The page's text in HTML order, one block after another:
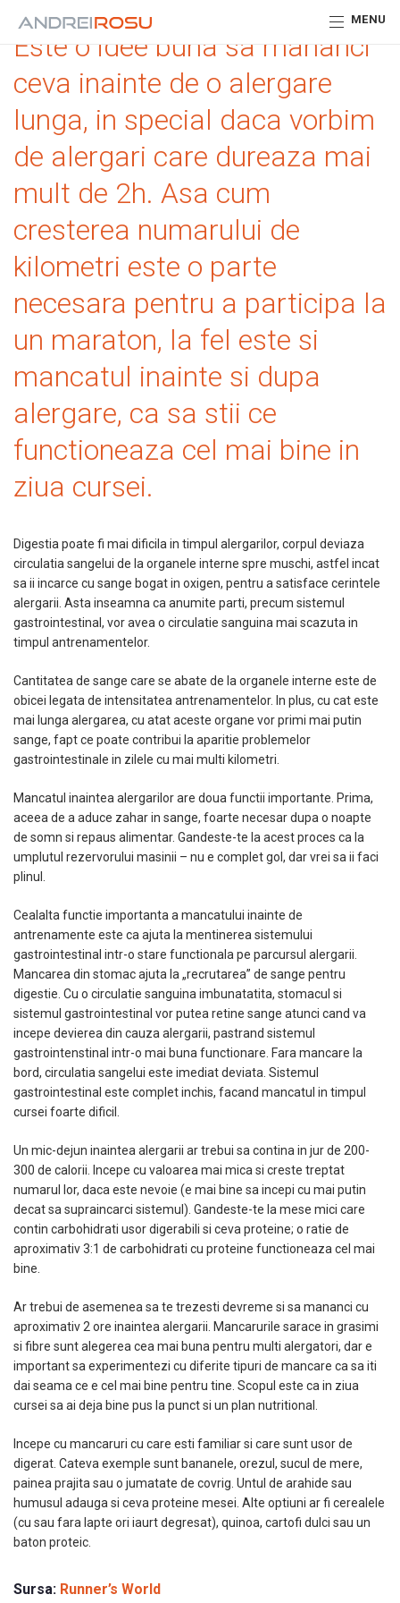
MENU
Este o idee buna sa mananci
ceva inainte de o alergare
lunga, in special daca vorbim
de alergari care dureaza mai
mult de 2h. Asa cum
cresterea numarului de
kilometri este o parte
necesara pentru a participa la
un maraton, la fel este si
mancatul inainte si dupa
alergare, ca sa stii ce
functioneaza cel mai bine in
ziua cursei.
Digestia poate fi mai dificila in timpul alergarilor, corpul deviaza
circulatia sangelui de la organele interne spre muschi, astfel incat
sa ii incarce cu sange bogat in oxigen, pentru a satisface cerintele
alergarii. Asta inseamna ca anumite parti, precum sistemul
gastrointestinal, vor avea o circulatie sanguina mai scazuta in
timpul antrenamentelor.
Cantitatea de sange care se abate de la organele interne este de
obicei legata de intensitatea antrenamentelor. In plus, cu cat este
mai lunga alergarea, cu atat aceste organe vor primi mai putin
sange, fapt ce poate contribui la aparitie problemelor
gastrointestinale in zilele cu mai multi kilometri.
Mancatul inaintea alergarilor are doua functii importante. Prima,
aceea de a aduce zahar in sange, foarte necesar dupa o noapte
de somn si repaus alimentar. Gandeste-te la acest proces ca la
umplutul rezervorului masinii – nu e complet gol, dar vrei sa ii faci
plinul.
Cealalta functie importanta a mancatului inainte de
antrenamente este ca ajuta la mentinerea sistemului
gastrointestinal intr-o stare functionala pe parcursul alergarii.
Mancarea din stomac ajuta la „recrutarea” de sange pentru
digestie. Cu o circulatie sanguina imbunatatita, stomacul si
sistemul gastrointestinal vor putea retine sange atunci cand va
incepe devierea din cauza alergarii, pastrand sistemul
gastrointenstinal intr-o mai buna functionare. Fara mancare la
bord, circulatia sangelui este imediat deviata. Sistemul
gastrointestinal este complet inchis, facand mancatul in timpul
cursei foarte dificil.
Un mic-dejun inaintea alergarii ar trebui sa contina in jur de 200-
300 de calorii. Incepe cu valoarea mai mica si creste treptat
numarul lor, daca este nevoie (e mai bine sa incepi cu mai putin
decat sa supraincarci sistemul). Gandeste-te la mese mici care
contin carbohidrati usor digerabili si ceva proteine; o ratie de
aproximativ 3:1 de carbohidrati cu proteine functioneaza cel mai
bine.
Ar trebui de asemenea sa te trezesti devreme si sa mananci cu
aproximativ 2 ore inaintea alergarii. Mancarurile sarace in grasimi
si fibre sunt alegerea cea mai buna pentru multi alergatori, dar e
important sa experimentezi cu diferite tipuri de mancare ca sa iti
dai seama ce e cel mai bine pentru tine. Scopul este ca in ziua
cursei sa ai deja bine pus la punct si un plan nutritional.
Incepe cu mancaruri cu care esti familiar si care sunt usor de
digerat. Cateva exemple sunt bananele, orezul, sucul de mere,
painea prajita sau o jumatate de covrig. Untul de arahide sau
humusul adauga si ceva proteine mesei. Alte optiuni ar fi cerealele
(cu sau fara lapte ori iaurt degresat), quinoa, cartofi dulci sau un
baton proteic.
Sursa: Runner’s World